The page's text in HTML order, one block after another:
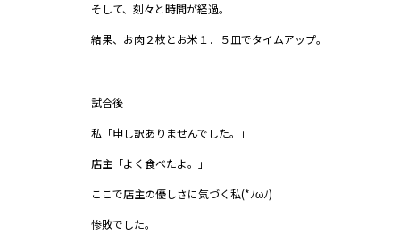
そして、刻々と時間が経過。
結果、お肉２枚とお米１．５皿でタイムアップ。
試合後
私「申し訳ありませんでした。」
店主「よく食べたよ。」
ここで店主の優しさに気づく私(*ﾉωﾉ)
惨敗でした。